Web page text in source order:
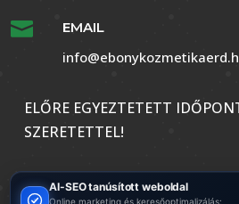
 EMAIL
ELŐRE EGYEZTETETT
SZERETETTEL!
AI-SEO tanúsított weboldal
Online marketing és keresőoptimalizálás: